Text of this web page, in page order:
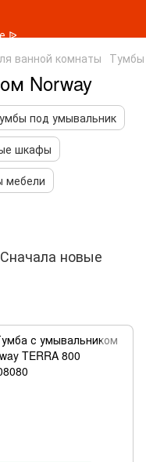
ванной комнаты
Norway
под умывальник
шкафы
мебели
Сначала новые